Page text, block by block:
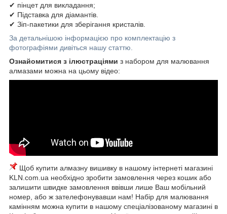
✔ пінцет для викладання;
✔ Підставка для діамантів.
✔ Зіп-пакетики для зберігання кристалів.
За детальнішою інформацією про комплектацію з
фотографіями дивіться нашу статтю.
Ознайомитися з ілюстраціями з набором для малювання
алмазами можна на цьому відео:
Щоб купити алмазну вишивку в нашому інтернеті магазині
KLN.com.ua необхідно зробити замовлення через кошик або
залишити швидке замовлення ввівши лише Ваш мобільний
номер, або ж зателефонувавши нам! Набір для малювання
камінням можна купити в нашому спеціалізованому магазині в